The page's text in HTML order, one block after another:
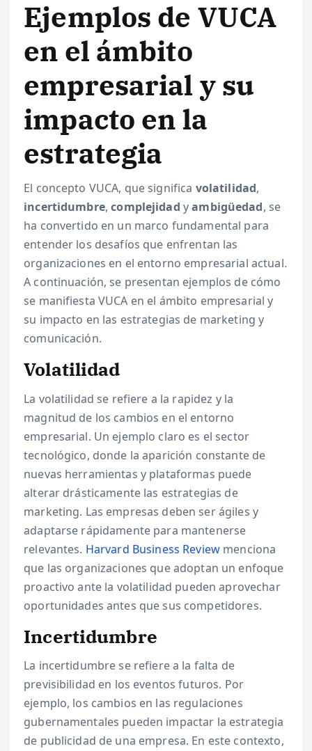
Ejemplos de VUCA
en el ámbito
empresarial y su
impacto en la
estrategia
El concepto VUCA, que significa volatilidad,
incertidumbre,complejidad yambigüedad, se
ha convertido en un marco fundamental para
entender los desafíos que enfrentan las
organizaciones en el entorno empresarial actual.
A continuación, se presentan ejemplos de cómo
se manifiesta VUCA en el ámbito empresarial y
su impacto en las estrategias de marketing y
comunicación.
Volatilidad
La volatilidad se refiere a la rapidez y la
magnitud de los cambios en el entorno
empresarial. Un ejemplo claro es el sector
tecnológico, donde la aparición constante de
nuevas herramientas y plataformas puede
alterar drásticamente las estrategias de
marketing. Las empresas deben ser ágiles y
adaptarse rápidamente para mantenerse
relevantes. Harvard Business Review menciona
que las organizaciones que adoptan un enfoque
proactivo ante la volatilidad pueden aprovechar
oportunidades antes que sus competidores.
Incertidumbre
La incertidumbre se refiere a la falta de
previsibilidad en los eventos futuros. Por
ejemplo, los cambios en las regulaciones
gubernamentales pueden impactar la estrategia
de publicidad de una empresa. En este contexto,